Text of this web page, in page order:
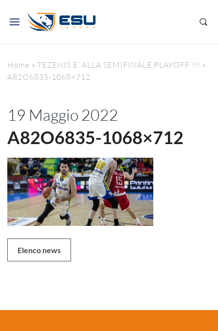
Home » TEZENIS E’ ALLA SEMIFINALE PLAYOFF !!! »
A82O6835-1068×712
19 Maggio 2022
A82O6835-1068×712
Elenco news